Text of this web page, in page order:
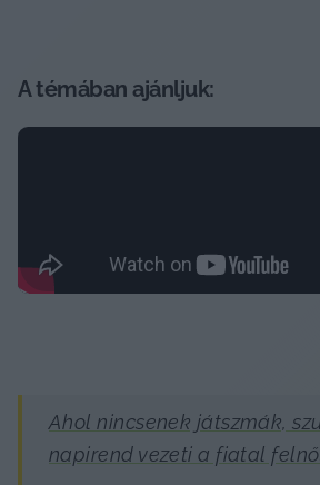
A témában ajánljuk:
Ahol nincsenek játszmák,
napirend vezeti a fiatal